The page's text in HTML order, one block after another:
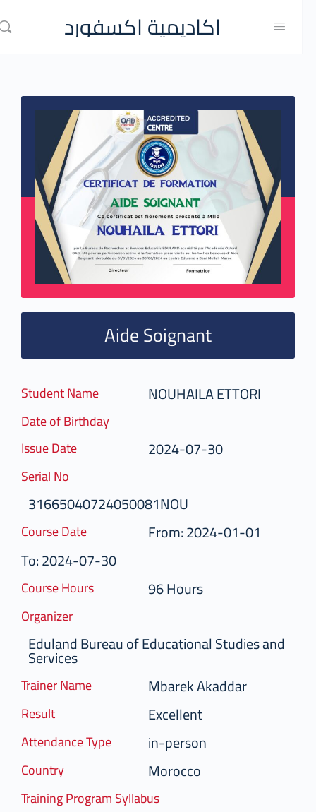
اكاديمية اكسفورد
Aide Soignant
Student Name NOUHAILA ETTORI
Date of Birthday
Issue Date
2024-07-30
Serial No
31665040724050081NOU
Course Date
From: 2024-01-01
To: 2024-07-30
Course Hours 96 Hours
Organizer
Eduland Bureau of Educational Studies and
Services
Trainer Name Mbarek Akaddar
Result Excellent
Attendance Type in-person
Country Morocco
Training Program Syllabus